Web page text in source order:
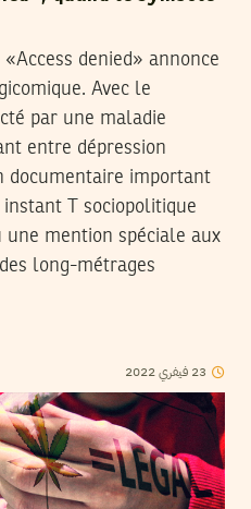
denied» annonce
Avec le
par une maladie
entre dépression
documentaire important
instant T sociopolitique
une mention spéciale aux
long-métrages
23 فيفري2022